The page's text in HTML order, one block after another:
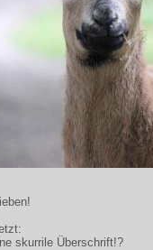
skurrile Überschrift!?